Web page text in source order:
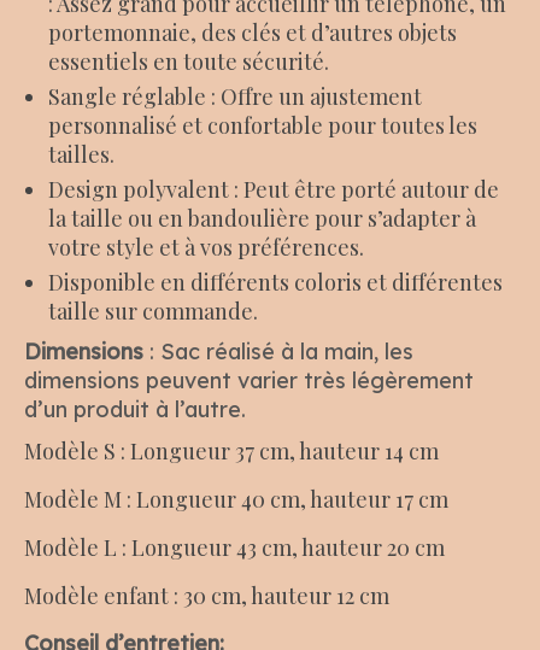
portemonnaie, des clés et d’autres objets
essentiels en toute sécurité.
Sangle réglable : Offre un ajustement
personnalisé et confortable pour toutes les
tailles.
Design polyvalent : Peut être porté autour de
la taille ou en bandoulière pour s’adapter à
votre style et à vos préférences.
Disponible en différents coloris et différentes
taille sur commande.
Dimensions : Sac réalisé à la main, les
dimensions peuvent varier très légèrement
d’un produit à l’autre.
Modèle S : Longueur 37 cm, hauteur 14 cm
Modèle M : Longueur 40 cm, hauteur 17 cm
Modèle L : Longueur 43 cm, hauteur 20 cm
Modèle enfant : 30 cm, hauteur 12 cm
Conseil d’entretien: